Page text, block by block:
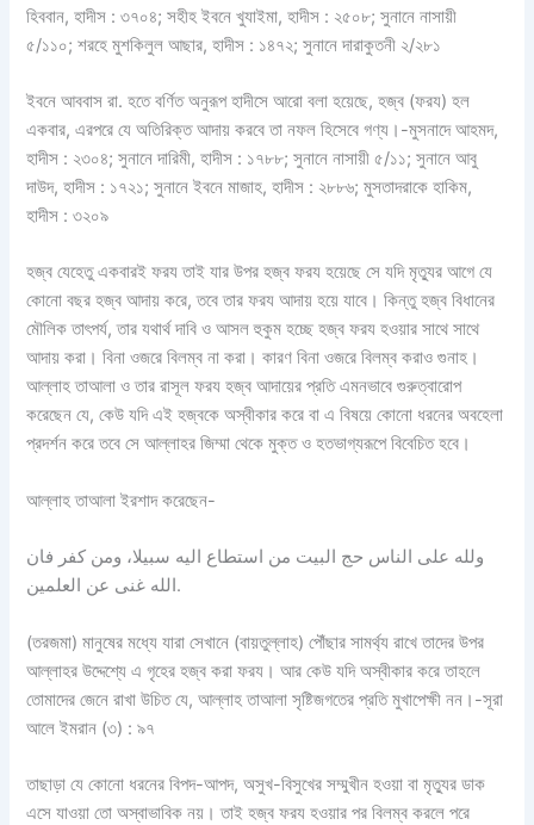
হিববান, হাদীস : ৩৭০৪; সহীহ ইবনে খুযাইমা, হাদীস : ২৫০৮; সুনানে নাসায়ী
৫/১১০; শরহে মুশকিলুল আছার, হাদীস : ১৪৭২; সুনানে দারাকুতনী ২/২৮১
ইবনে আববাস রা. হতে বর্ণিত অনুরূপ হাদীসে আরো বলা হয়েছে, হজ্ব (ফরয) হল
একবার, এরপরে যে অতিরিক্ত আদায় করবে তা নফল হিসেবে গণ্য।-মুসনাদে আহমদ,
হাদীস : ২৩০৪; সুনানে দারিমী, হাদীস : ১৭৮৮; সুনানে নাসায়ী ৫/১১; সুনানে আবু
দাউদ, হাদীস : ১৭২১; সুনানে ইবনে মাজাহ, হাদীস : ২৮৮৬; মুসতাদরাকে হাকিম,
হাদীস : ৩২০৯
হজ্ব যেহেতু একবারই ফরয তাই যার উপর হজ্ব ফরয হয়েছে সে যদি মৃত্যুর আগে যে
কোনো বছর হজ্ব আদায় করে, তবে তার ফরয আদায় হয়ে যাবে। কিন্তু হজ্ব বিধানের
মৌলিক তাৎপর্য, তার যথার্থ দাবি ও আসল হুকুম হচ্ছে হজ্ব ফরয হওয়ার সাথে সাথে
আদায় করা। বিনা ওজরে বিলম্ব না করা। কারণ বিনা ওজরে বিলম্ব করাও গুনাহ।
আল্লাহ তাআলা ও তার রাসূল ফরয হজ্ব আদায়ের প্রতি এমনভাবে গুরুত্বারোপ
করেছেন যে, কেউ যদি এই হজ্বকে অস্বীকার করে বা এ বিষয়ে কোনো ধরনের অবহেলা
প্রদর্শন করে তবে সে আল্লাহর জিম্মা থেকে মুক্ত ও হতভাগ্যরূপে বিবেচিত হবে।
আল্লাহ তাআলা ইরশাদ করেছেন-
ولله على الناس حج البيت من استطاع اليه سبيلا، ومن كفر فان
الله غنى عن العلمين.
(তরজমা) মানুষের মধ্যে যারা সেখানে (বায়তুল্লাহ) পৌঁছার সামর্থ্য রাখে তাদের উপর
আল্লাহর উদ্দেশ্যে এ গৃহের হজ্ব করা ফরয। আর কেউ যদি অস্বীকার করে তাহলে
তোমাদের জেনে রাখা উচিত যে, আল্লাহ তাআলা সৃষ্টিজগতের প্রতি মুখাপেক্ষী নন।-সূরা
আলে ইমরান (৩) : ৯৭
তাছাড়া যে কোনো ধরনের বিপদ-আপদ, অসুখ-বিসুখের সম্মুখীন হওয়া বা মৃত্যুর ডাক
এসে যাওয়া তো অস্বাভাবিক নয়। তাই হজ্ব ফরয হওয়ার পর বিলম্ব করলে পরে